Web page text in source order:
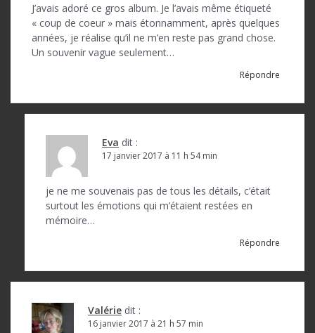
J’avais adoré ce gros album. Je l’avais même étiqueté
« coup de coeur » mais étonnamment, après quelques
années, je réalise qu’il ne m’en reste pas grand chose.
Un souvenir vague seulement…
Répondre
Eva dit :
17 janvier 2017 à 11 h 54 min
je ne me souvenais pas de tous les détails, c’était
surtout les émotions qui m’étaient restées en
mémoire…
Répondre
Valérie dit :
16 janvier 2017 à 21 h 57 min